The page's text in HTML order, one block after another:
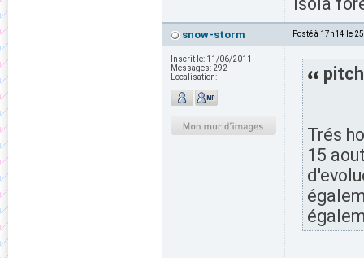
snow-storm Posté à 17h14 le
Inscrit le: 11/06/2011
Messages: 292
Localisation:
Trés
15